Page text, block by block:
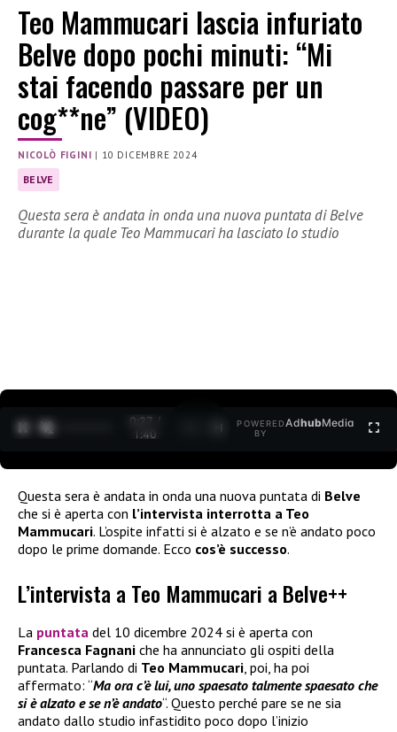
Teo Mammucari lascia infuriato
Belve dopo pochi minuti: “Mi
stai facendo passare per un
cog**ne” (VIDEO)
NICOLÒ FIGINI | 10 DICEMBRE 2024
BELVE
Questa sera è andata in onda una nuova puntata di Belve
durante la quale Teo Mammucari ha lasciato lo studio
0:28 /
1:40
POWERED
BY
AdhubMedia
Questa sera è andata in onda una nuova puntata di Belve
che si è aperta con l’intervista interrotta a Teo
Mammucari. L’ospite infatti si è alzato e se n’è andato poco
dopo le prime domande. Ecco cos’è successo.
L’intervista a Teo Mammucari a Belve++
La puntata del 10 dicembre 2024 si è aperta con
Francesca Fagnani che ha annunciato gli ospiti della
puntata. Parlando di Teo Mammucari, poi, ha poi
affermato: “Ma ora c’è lui, uno spaesato talmente spaesato che
si è alzato e se n’è andato“. Questo perché pare se ne sia
andato dallo studio infastidito poco dopo l’inizio